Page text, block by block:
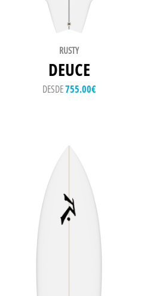
RUSTY
DEUCE
DESDE755.00€